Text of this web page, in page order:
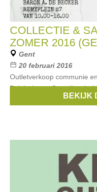
COLLECTIE &
ZOMER 2016
Gent
20 februari 2016
Outletverkoop communie
Belgische en
Someone,
BEKIJK